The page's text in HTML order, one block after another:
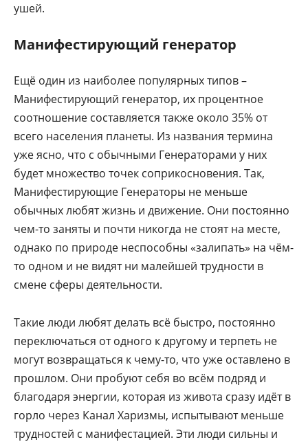
ушей.
Манифестирующий генератор
Ещё один из наиболее популярных типов –
Манифестирующий генератор, их процентное
соотношение составляется также около 35% от
всего населения планеты. Из названия термина
уже ясно, что с обычными Генераторами у них
будет множество точек соприкосновения. Так,
Манифестирующие Генераторы не меньше
обычных любят жизнь и движение. Они постоянно
чем-то заняты и почти никогда не стоят на месте,
однако по природе неспособны «залипать» на чём-
то одном и не видят ни малейшей трудности в
смене сферы деятельности.
Такие люди любят делать всё быстро, постоянно
переключаться от одного к другому и терпеть не
могут возвращаться к чему-то, что уже оставлено в
прошлом. Они пробуют себя во всём подряд и
благодаря энергии, которая из живота сразу идёт в
горло через Канал Харизмы, испытывают меньше
трудностей с манифестацией. Эти люди сильны и